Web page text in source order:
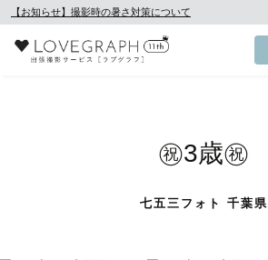
【お知らせ】撮影時の暑さ対策について
㊗️3歳㊗️
七五三フォト 千葉県